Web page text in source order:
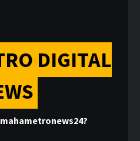
DIGITAL